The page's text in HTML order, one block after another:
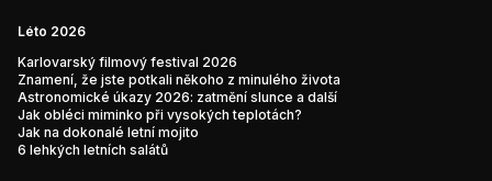
Léto 2026
Karlovarský filmový festival 2026
Znamení, že jste potkali někoho z minulého života
Astronomické úkazy 2026: zatmění slunce a další
Jak obléci miminko při vysokých teplotách?
Jak na dokonalé letní mojito
6 lehkých letních salátů